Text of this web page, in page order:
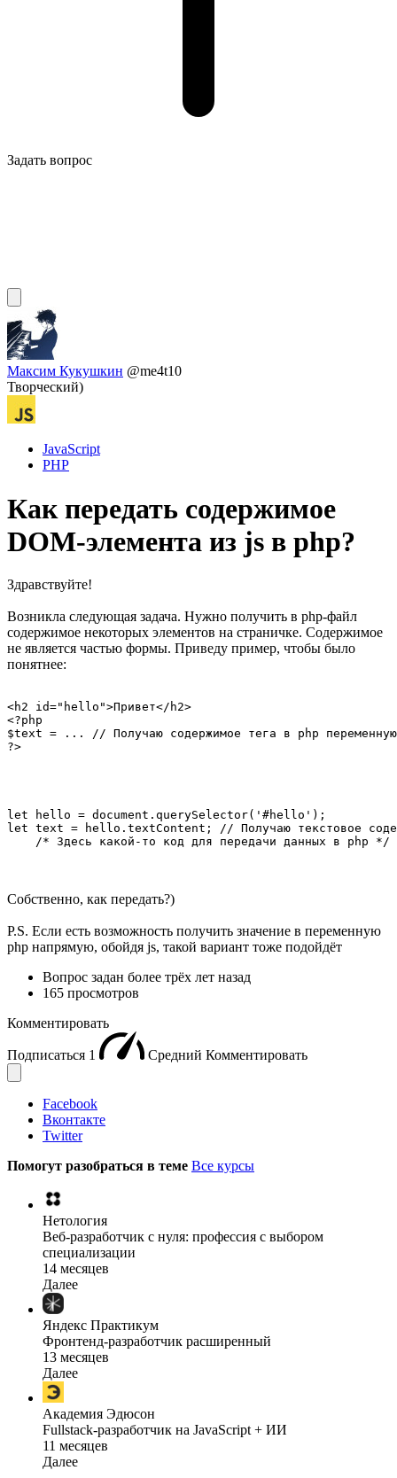
Задать вопрос
Максим Кукушкин @me4t10
Творческий)
JavaScript
PHP
Как передать содержимое
DOM-элемента из js в php?
Здравствуйте!
Возникла следующая задача. Нужно получить в php-файл
содержимое некоторых элементов на страничке. Содержимое
не является частью формы. Приведу пример, чтобы было
понятнее:
<h2 id="hello">Привет</h2>
<?php
$text = ... // Получаю содержимое тега в php
?>
let hello = document.querySelector('#hello');
let text = hello.textContent; // Получаю текстовое
    /* Здесь какой-то код для передачи данных в php */
Собственно, как передать?)
P.S. Если есть возможность получить значение в переменную
php напрямую, обойдя js, такой вариант тоже подойдёт
Вопрос задан более трёх лет назад
165 просмотров
Комментировать
Подписаться 1 Средний Комментировать
Facebook
Вконтакте
Twitter
Помогут разобраться в теме Все курсы
Нетология
Веб-разработчик с нуля: профессия с выбором
специализации
14 месяцев
Далее
Яндекс Практикум
Фронтенд-разработчик расширенный
13 месяцев
Далее
Академия Эдюсон
Fullstack-разработчик на JavaScript + ИИ
11 месяцев
Далее